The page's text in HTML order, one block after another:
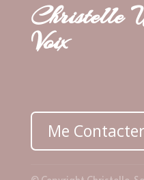
Christelle
Voix
Me Contacter